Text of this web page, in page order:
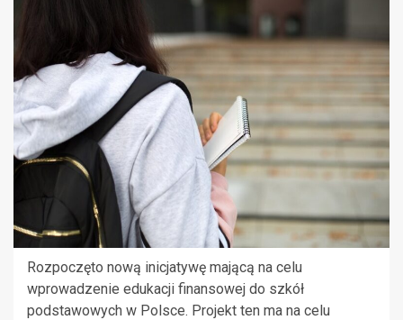
Rozpoczęto nową inicjatywę mającą na celu
wprowadzenie edukacji finansowej do szkół
podstawowych w Polsce. Projekt ten ma na celu